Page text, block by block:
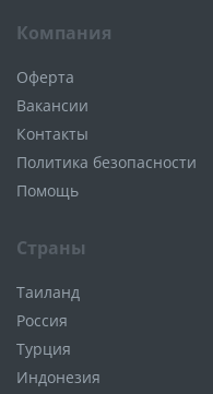
Компания
Оферта
Вакансии
Контакты
Политика безопасности
Помощь
Страны
Таиланд
Россия
Турция
Индонезия